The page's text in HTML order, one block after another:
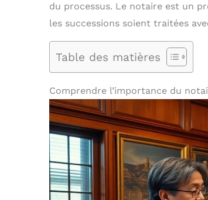
du processus. Le notaire est un
les successions soient traitées
Table des matières
Comprendre l’importance du